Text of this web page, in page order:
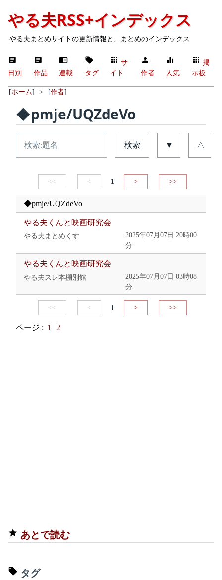
やる夫RSS+インデックス
やる夫まとめサイトの更新情報と、まとめのインデックス
日別 作品 連載 タグ
サ
イト
作者 人気
掲
示板
[ホーム] > [作者]
◆pmje/UQZdeVo
検索 ▼ △
<< < 1 > >>
◆pmje/UQZdeVo
やる夫くんと映画研究会
やる夫まとめくす
2025年07月07日 20時00
分
やる夫くんと映画研究会
やる夫スレ本棚別館
2025年07月07日 03時08
分
<< < 1 > >>
ページ : 1 2
あとで読む
タグ